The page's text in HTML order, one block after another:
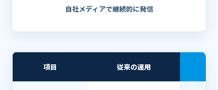
自社メディアで継続的に発信
項目 従来の運用